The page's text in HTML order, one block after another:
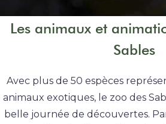
Les animaux et
Sables
Avec plus de 50 espèces
animaux exotiques, le zoo des
belle journée de découvertes.